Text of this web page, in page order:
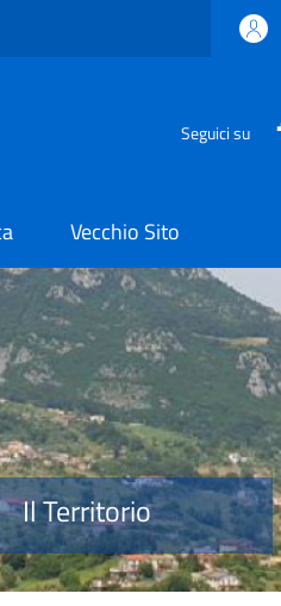
Seguici su
Vecchio Sito
Il Territorio